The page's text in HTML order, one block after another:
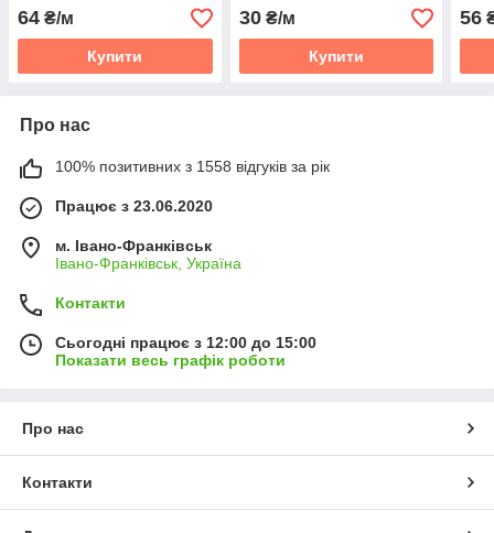
64 ₴/м
Купити
30₴/м
Купити
56
Про нас
100% позитивних з 1558 відгуків за рік
Працює з 23.06.2020
м. Івано-Франківськ
Івано-Франківськ, Україна
Контакти
Сьогодні працює з 12:00 до 15:00
Показати весь графік роботи
Про нас
Контакти